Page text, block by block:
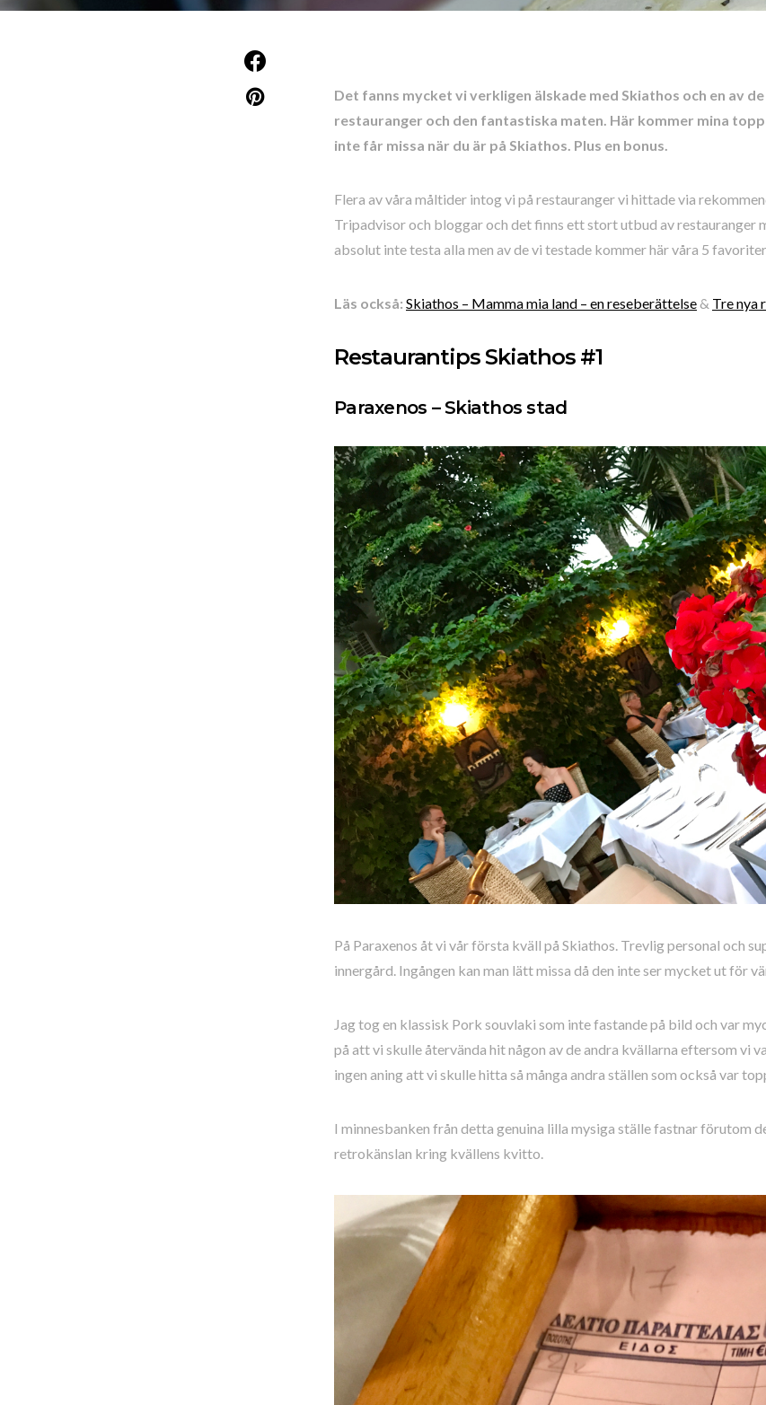
Det fanns mycket vi verkligen älskade med Skiathos och en av
restauranger och den fantastiska maten. Här kommer mina
inte får missa när du är på Skiathos. Plus en bonus.
Flera av våra måltider intog vi på restauranger vi hittade via
Tripadvisor och bloggar och det finns ett stort utbud av restauranger
absolut inte testa alla men av de vi testade kommer här våra 5
Läs också: Skiathos – Mamma mia land – en reseberättelse& Tre nya
Restaurantips Skiathos #1
Paraxenos – Skiathos stad
På Paraxenos åt vi vår första kväll på Skiathos. Trevlig personal och
innergård. Ingången kan man lätt missa då den inte ser mycket ut för
Jag tog en klassisk Pork souvlaki som inte fastande på bild och var
på att vi skulle återvända hit någon av de andra kvällarna eftersom vi
ingen aning att vi skulle hitta så många andra ställen som också var
I minnesbanken från detta genuina lilla mysiga ställe fastnar förutom
retrokänslan kring kvällens kvitto.